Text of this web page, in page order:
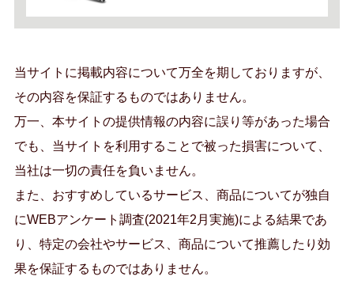
当サイトに掲載内容について万全を期しておりますが、
その内容を保証するものではありません。
万一、本サイトの提供情報の内容に誤り等があった場合
でも、当サイトを利用することで被った損害について、
当社は一切の責任を負いません。
また、おすすめしているサービス、商品についてが独自
にWEBアンケート調査(2021年2月実施)による結果であ
り、特定の会社やサービス、商品について推薦したり効
果を保証するものではありません。